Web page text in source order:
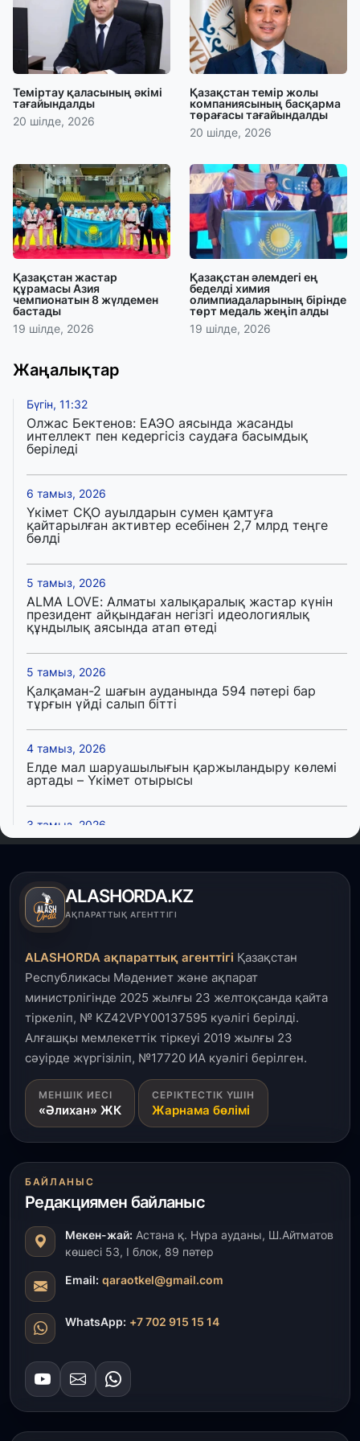
Теміртау қаласының әкімі
тағайындалды
20 шілде, 2026
Қазақстан темір жолы
компаниясының басқарма
төрағасы тағайындалды
20 шілде, 2026
Қазақстан жастар
құрамасы Азия
чемпионатын 8 жүлдемен
бастады
19 шілде, 2026
Қазақстан әлемдегі ең
беделді химия
олимпиадаларының бірінде
төрт медаль жеңіп алды
19 шілде, 2026
Жаңалықтар
Бүгін, 11:32
Олжас Бектенов: ЕАЭО аясында жасанды
интеллект пен кедергісіз саудаға басымдық
беріледі
6 тамыз, 2026
Үкімет СҚО ауылдарын сумен қамтуға
қайтарылған активтер есебінен 2,7 млрд теңге
бөлді
5 тамыз, 2026
ALMA LOVE: Алматы халықаралық жастар күнін
президент айқындаған негізгі идеологиялық
құндылық аясында атап өтеді
5 тамыз, 2026
Қалқаман-2 шағын ауданында 594 пәтері бар
тұрғын үйді салып бітті
4 тамыз, 2026
Елде мал шаруашылығын қаржыландыру көлемі
артады – Үкімет отырысы
3 тамыз, 2026
Өңірлерде жаңа вокзалдар, су құбыры,
пайдалануға берілді
3 тамыз, 2026
салынып жатыр
1 тамыз, 2026
Кинопоиск Қазақстан азаматтарының ең
танымал онлайн-кинотеатрына айналды
31 шілде, 2026
Ақмола облысындағы кездесуде кәсіпкерлер мен
ұстаздар «Әділет» партиясына өз ұсыныстарын
айтты
ҚР Президенті Орталық Азия елдеріне
ұзақмерзімді ынтымақтастық жоспарын әзірлеуді
ұсынды
31 шілде, 2026
«Ауыл аманаты»: Түркістанда 30,2 млрд теңгеге
4 223 жоба қаржыландырылды
31 шілде, 2026
толық ауыз сумен қамтылды
30 шілде, 2026
Түркістанда «Арыс-2» және Темір ауылының
ALASHORDA.KZ
АҚПАРАТТЫҚ АГЕНТТІГІ
ALASHORDA ақпараттық агенттігі Қазақстан
Республикасы Мәдениет және ақпарат
министрлігінде 2025 жылғы 23 желтоқсанда қайта
тіркеліп, № KZ42VPY00137595 куәлігі берілді.
Алғашқы мемлекеттік тіркеуі 2019 жылғы 23
сәуірде жүргізіліп, №17720 ИА куәлігі берілген.
МЕНШІК ИЕСІ
«Әлихан» ЖК
СЕРІКТЕСТІК ҮШІН
Жарнама бөлімі
БАЙЛАНЫС
Редакциямен байланыс
Мекен-жай: Астана қ. Нұра ауданы, Ш.Айтматов
көшесі 53, І блок, 89 пәтер
Email: qaraotkel@gmail.com
WhatsApp: +7 702 915 15 14